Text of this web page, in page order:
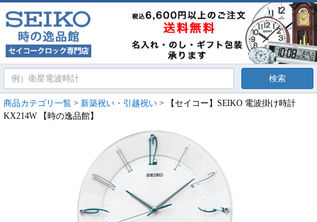
商品カテゴリ一覧 > 新築祝い・引越祝い > 【セイコー】SEIKO 電波掛け時計
KX214W 【時の逸品館】